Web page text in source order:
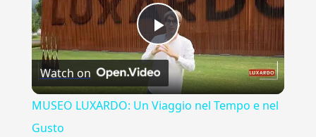
Play
Video
Watch on
MUSEO LUXARDO: Un Viaggio nel Tempo e nel
Gusto